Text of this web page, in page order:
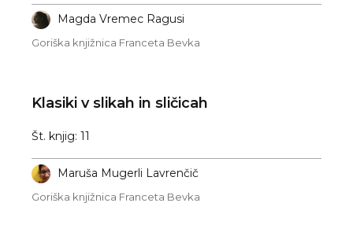
Magda Vremec Ragusi
Goriška knjižnica Franceta Bevka
Klasiki v slikah in sličicah
Št. knjig: 11
Maruša Mugerli Lavrenčič
Goriška knjižnica Franceta Bevka